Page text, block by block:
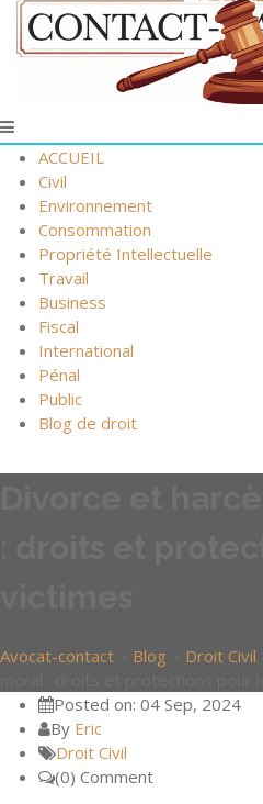
ACCUEIL
Civil
Environnement
Consommation
Propriété Intellectuelle
Travail
Business
Fiscal
International
Pénal
Public
Blog de droit
Avocat-contact Blog Droit Civil
Posted on: 04 Sep, 2024
By Eric
Droit Civil
(0) Comment